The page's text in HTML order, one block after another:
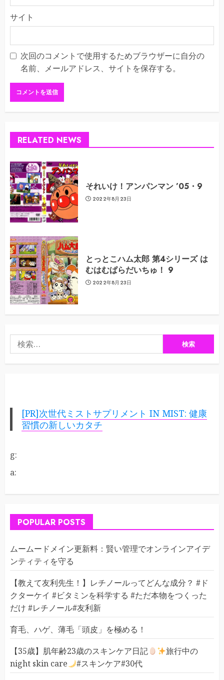
サイト
次回のコメントで使用するためブラウザーに自分の
名前、メールアドレス、サイトを保存する。
RELATED NEWS
それいけ！アンパンマン ’05・9
2022年8月23日
とっとこハム太郎 第4シリーズ は
むはむぱらだいちゅ！ 9
2022年8月23日
索:
[PR]次世代ミストサプリメント IN MIST: 健康
習慣の新しいカタチ
g:
a:
POPULAR POSTS
ムームードメイン更新料：賢い管理でオンラインアイデ
ンティティを守る
【教えて友利先生！】レチノールってどんな成分？ #ド
クターケイ #ビタミンを科学する #ただ本物をつくった
だけ #レチノール#友利新
育毛、ハゲ、薄毛「頭皮」を極める！
【35歳】肌年齢23歳のスキンケア日記
旅行中の
night skin care
#スキンケア#30代